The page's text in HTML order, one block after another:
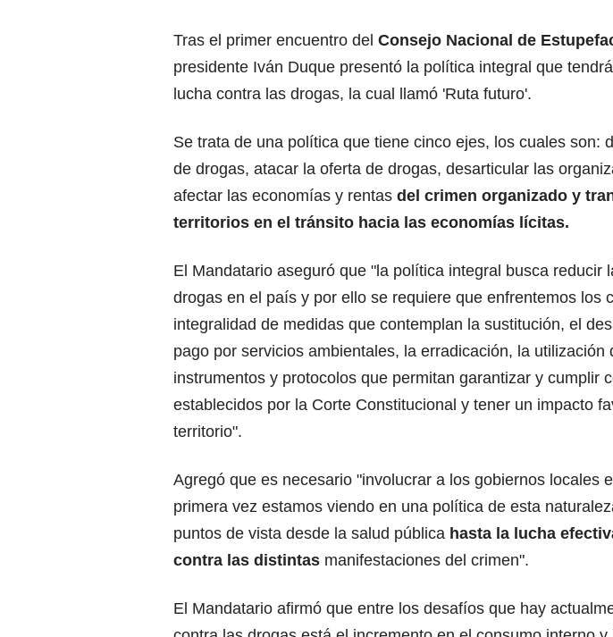
Tras el primer encuentro del Consejo Nacional de
presidente Iván Duque presentó la política integral que
lucha contra las drogas, la cual llamó 'Ruta futuro'.
Se trata de una política que tiene cinco ejes, los cuales son:
de drogas, atacar la oferta de drogas, desarticular las
afectar las economías y rentas del crimen organizado y
territorios en el tránsito hacia las economías lícitas.
El Mandatario aseguró que "la política integral busca reducir
drogas en el país y por ello se requiere que enfrentemos los
integralidad de medidas que contemplan la sustitución, el
pago por servicios ambientales, la erradicación, la utilización
instrumentos y protocolos que permitan garantizar y cumplir
establecidos por la Corte Constitucional y tener un impacto
territorio".
Agregó que es necesario "involucrar a los gobiernos locales
primera vez estamos viendo en una política de esta
puntos de vista desde la salud pública hasta la lucha
contra las distintas manifestaciones del crimen".
El Mandatario afirmó que entre los desafíos que hay